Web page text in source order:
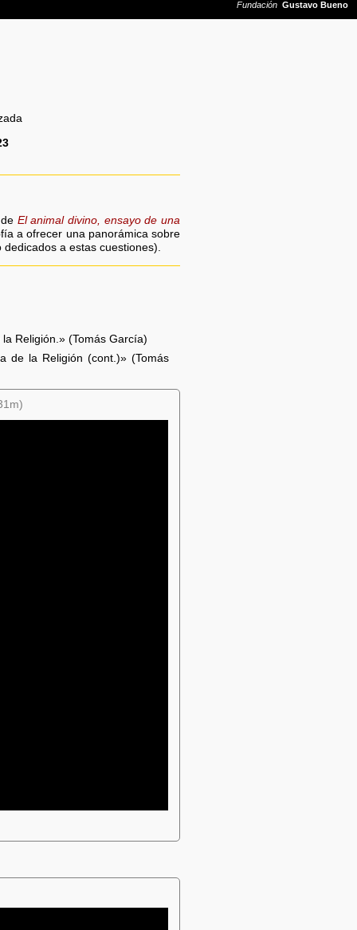
El animal divino, ensayo de una
a ofrecer una panorámica sobre
a estas cuestiones).
Religión.» (Tomás García)
de la Religión (cont.)» (Tomás